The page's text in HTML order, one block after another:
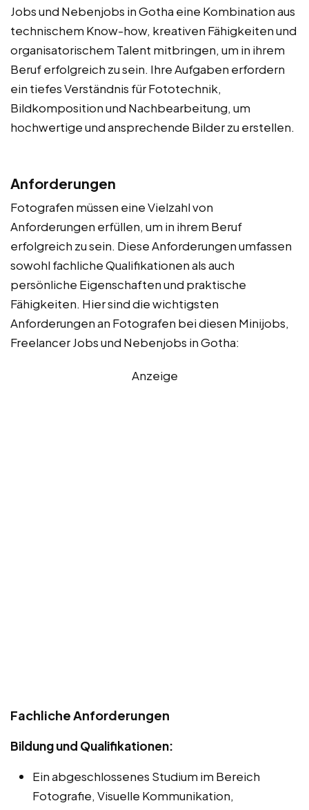
Jobs und Nebenjobs in Gotha eine Kombination aus
technischem Know-how, kreativen Fähigkeiten und
organisatorischem Talent mitbringen, um in ihrem
Beruf erfolgreich zu sein. Ihre Aufgaben erfordern
ein tiefes Verständnis für Fototechnik,
Bildkomposition und Nachbearbeitung, um
hochwertige und ansprechende Bilder zu erstellen.
Anforderungen
Fotografen müssen eine Vielzahl von
Anforderungen erfüllen, um in ihrem Beruf
erfolgreich zu sein. Diese Anforderungen umfassen
sowohl fachliche Qualifikationen als auch
persönliche Eigenschaften und praktische
Fähigkeiten. Hier sind die wichtigsten
Anforderungen an Fotografen bei diesen Minijobs,
Freelancer Jobs und Nebenjobs in Gotha:
Anzeige
Fachliche Anforderungen
Bildung und Qualifikationen:
Ein abgeschlossenes Studium im Bereich
Fotografie, Visuelle Kommunikation,